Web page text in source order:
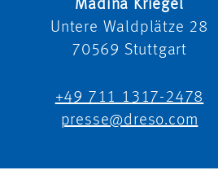
Madina Kriegel
Untere Waldplätze 28
70569 Stuttgart
+49 711 1317-2478
presse@dreso.com